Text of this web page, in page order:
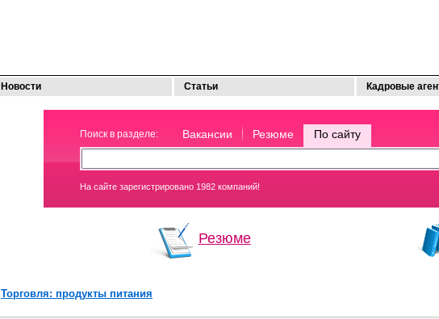
Новости Статьи Кадровые
Поиск в разделе: Вакансии Резюме По сайту
На сайте зарегистрировано 1982 компаний!
Резюме
Торговля: продукты питания